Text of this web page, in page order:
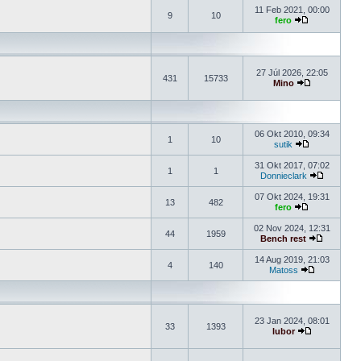
9 10
11 Feb 2021, 00:00
fero
431 15733
27 Júl 2026, 22:05
Mino
1 10
06 Okt 2010, 09:34
sutik
1 1
31 Okt 2017, 07:02
Donnieclark
13 482
07 Okt 2024, 19:31
fero
44 1959
02 Nov 2024, 12:31
Bench rest
4 140
14 Aug 2019, 21:03
Matoss
33 1393
23 Jan 2024, 08:01
lubor